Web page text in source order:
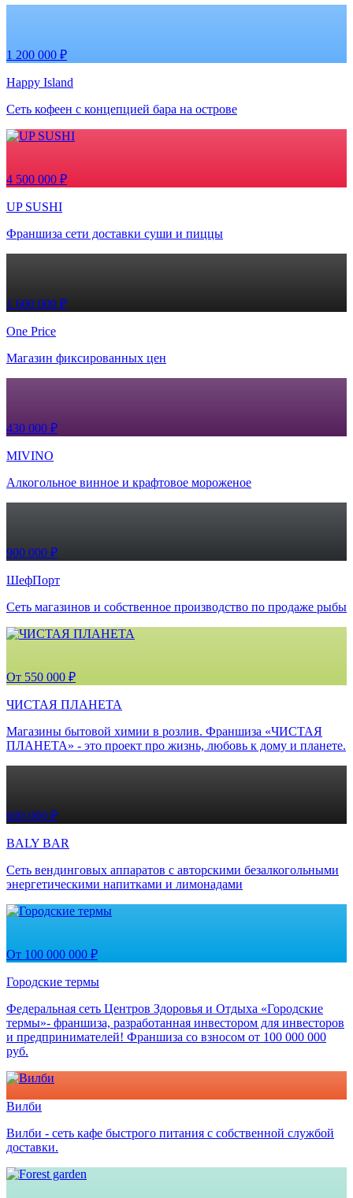
1 200 000 ₽
Happy Island
Сеть кофеен с концепцией бара на острове
4 500 000 ₽
UP SUSHI
Франшиза сети доставки суши и пиццы
1 600 000 ₽
One Price
Магазин фиксированных цен
430 000 ₽
MIVINO
Алкогольное винное и крафтовое мороженое
900 000 ₽
ШефПорт
Сеть магазинов и собственное производство по продаже рыбы
От 550 000 ₽
ЧИСТАЯ ПЛАНЕТА
Магазины бытовой химии в розлив. Франшиза «ЧИСТАЯ
ПЛАНЕТА» - это проект про жизнь, любовь к дому и планете.
600 000 ₽
BALY BAR
Сеть вендинговых аппаратов с авторскими безалкогольными
энергетическими напитками и лимонадами
От 100 000 000 ₽
Городские термы
Федеральная сеть Центров Здоровья и Отдыха «Городские
термы»- франшиза, разработанная инвестором для инвесторов
и предпринимателей! Франшиза со взносом от 100 000 000
руб.
Вилби
Вилби - сеть кафе быстрого питания с собственной службой
доставки.